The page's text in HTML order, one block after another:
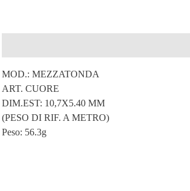
MOD.: MEZZATONDA
ART. CUORE
DIM.EST: 10,7X5.40 MM
(PESO DI RIF. A METRO)
Peso: 56.3g